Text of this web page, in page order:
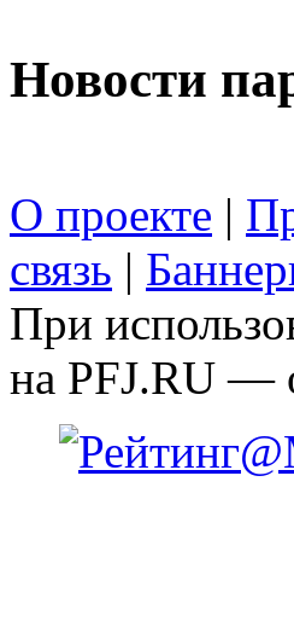
Новости
О проекте |
связь |
При
на PFJ.RU —